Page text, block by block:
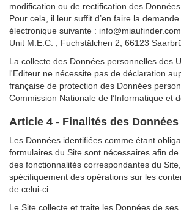
modification ou de rectification des Données
Pour cela, il leur suffit d’en faire la demande
électronique suivante :
Unit M.E.C. , Fuchstälchen 2, 66123
La collecte des Données personnelles des
l'Editeur ne nécessite pas de déclaration
française de protection des Données
Commission Nationale de l’Informatique et
Article 4 - Finalités des
Les Données identifiées comme étant
formulaires du Site sont nécessaires afin
des fonctionnalités correspondantes du
spécifiquement des opérations sur les
de celui-ci.
Le Site collecte et traite les Données de